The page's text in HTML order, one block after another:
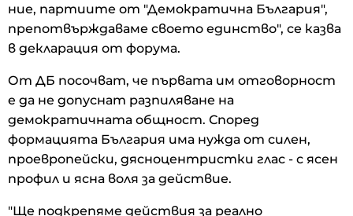
ние, партиите от "Демократична България",
препотвърждаваме своето единство", се казва
в декларация от форума.
От ДБ посочват, че първата им отговорност
е да не допуснат разпиляване на
демократичната общност. Според
формацията България има нужда от силен,
проевропейски, дясноцентристки глас - с ясен
профил и ясна воля за действие.
"Ще подкрепяме действия за реално